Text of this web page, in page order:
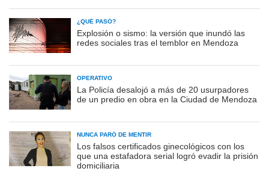
¿QUÉ PASÓ?
Explosión o sismo: la versión que inundó las
redes sociales tras el temblor en Mendoza
OPERATIVO
La Policía desalojó a más de 20 usurpadores
de un predio en obra en la Ciudad de Mendoza
NUNCA PARÓ DE MENTIR
Los falsos certificados ginecológicos con los
que una estafadora serial logró evadir la prisión
domiciliaria